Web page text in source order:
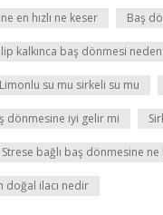
en hızlı ne keser Baş
kalkınca baş dönmesi
Limonlu su mu sirkeli su mu
dönmesine iyi gelir mi
Strese bağlı baş dönmesine
doğal ilacı nedir